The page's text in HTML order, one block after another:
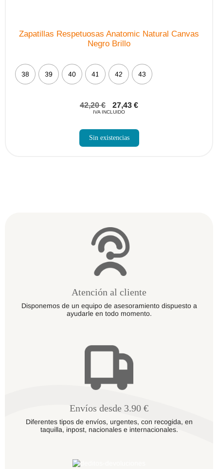
Zapatillas Respetuosas Anatomic Natural Canvas
Negro Brillo
38 39 40 41 42 43
42,20€ 27,43 €
IVA INCLUIDO
Sin existencias
Atención al cliente
Disponemos de un equipo de asesoramiento dispuesto a
ayudarle en todo momento.
Envíos desde 3.90 €
Diferentes tipos de envíos, urgentes, con recogida, en
taquilla, inpost, nacionales e internacionales.